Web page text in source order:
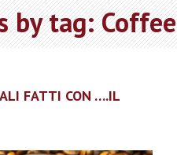
by tag: Coffee
FATTI CON ….IL